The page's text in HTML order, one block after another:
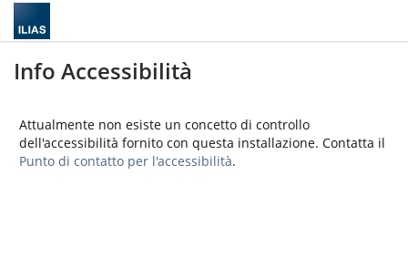
Info Accessibilità
Attualmente non esiste un concetto di controllo
dell'accessibilità fornito con questa installazione. Contatta il
Punto di contatto per l'accessibilità.